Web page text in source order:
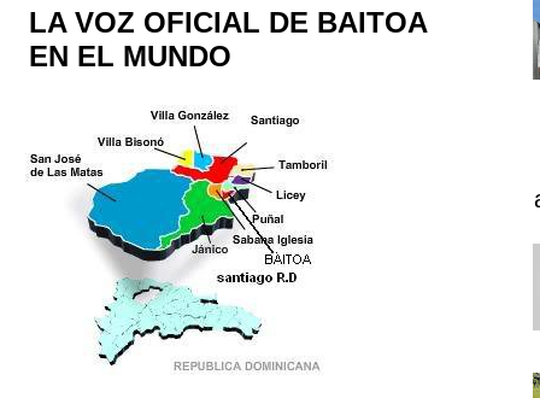
LA VOZ OFICIAL DE BAITOA
EN EL MUNDO